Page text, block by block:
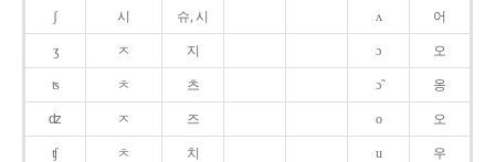
ʃ 시 슈, 시 ʌ 어
ʒ ㅈ 지 ɔ 오
ʦ ㅊ 츠 ɔ̃ 옹
ʣ ㅈ 즈 o 오
ʧ ㅊ 치 u 우